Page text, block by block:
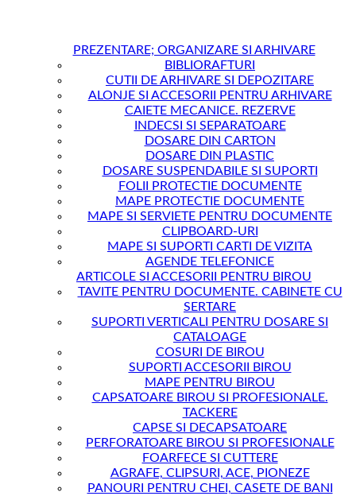
PREZENTARE; ORGANIZARE SI ARHIVARE
BIBLIORAFTURI
CUTII DE ARHIVARE SI DEPOZITARE
ALONJE SI ACCESORII PENTRU ARHIVARE
CAIETE MECANICE. REZERVE
INDECSI SI SEPARATOARE
DOSARE DIN CARTON
DOSARE DIN PLASTIC
DOSARE SUSPENDABILE SI SUPORTI
FOLII PROTECTIE DOCUMENTE
MAPE PROTECTIE DOCUMENTE
MAPE SI SERVIETE PENTRU DOCUMENTE
CLIPBOARD-URI
MAPE SI SUPORTI CARTI DE VIZITA
AGENDE TELEFONICE
ARTICOLE SI ACCESORII PENTRU BIROU
TAVITE PENTRU DOCUMENTE. CABINETE CU
SERTARE
SUPORTI VERTICALI PENTRU DOSARE SI
CATALOAGE
COSURI DE BIROU
SUPORTI ACCESORII BIROU
MAPE PENTRU BIROU
CAPSATOARE BIROU SI PROFESIONALE.
TACKERE
CAPSE SI DECAPSATOARE
PERFORATOARE BIROU SI PROFESIONALE
FOARFECE SI CUTTERE
AGRAFE, CLIPSURI, ACE, PIONEZE
PANOURI PENTRU CHEI, CASETE DE BANI